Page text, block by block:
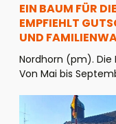
EIN BAUM FÜR
EMPFIEHLT
UND
Nordhorn (pm). Die
Von Mai bis